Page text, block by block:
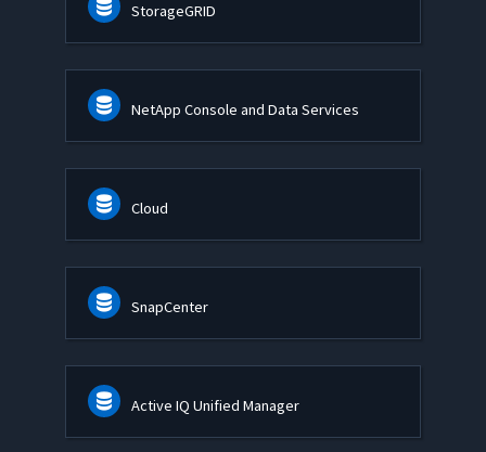
StorageGRID
NetApp Console and Data Services
Cloud
SnapCenter
Active IQ Unified Manager